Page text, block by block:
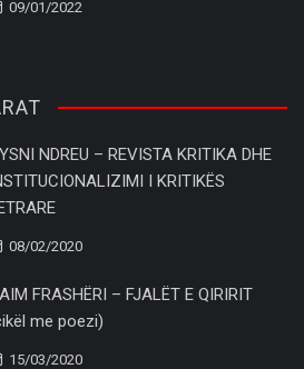
09/01/2022
NDREU – REVISTA KRITIKA DHE
I KRITIKËS
08/02/2020
FRASHËRI – FJALËT E QIRIRIT
me poezi)
15/03/2020